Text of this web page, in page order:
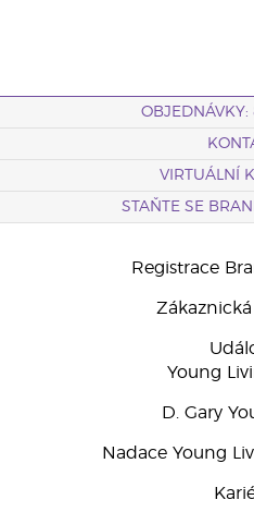
VIRTUÁLNÍ
STAŇTE SE
Registrace
Young
D. Gary
Nadace Young